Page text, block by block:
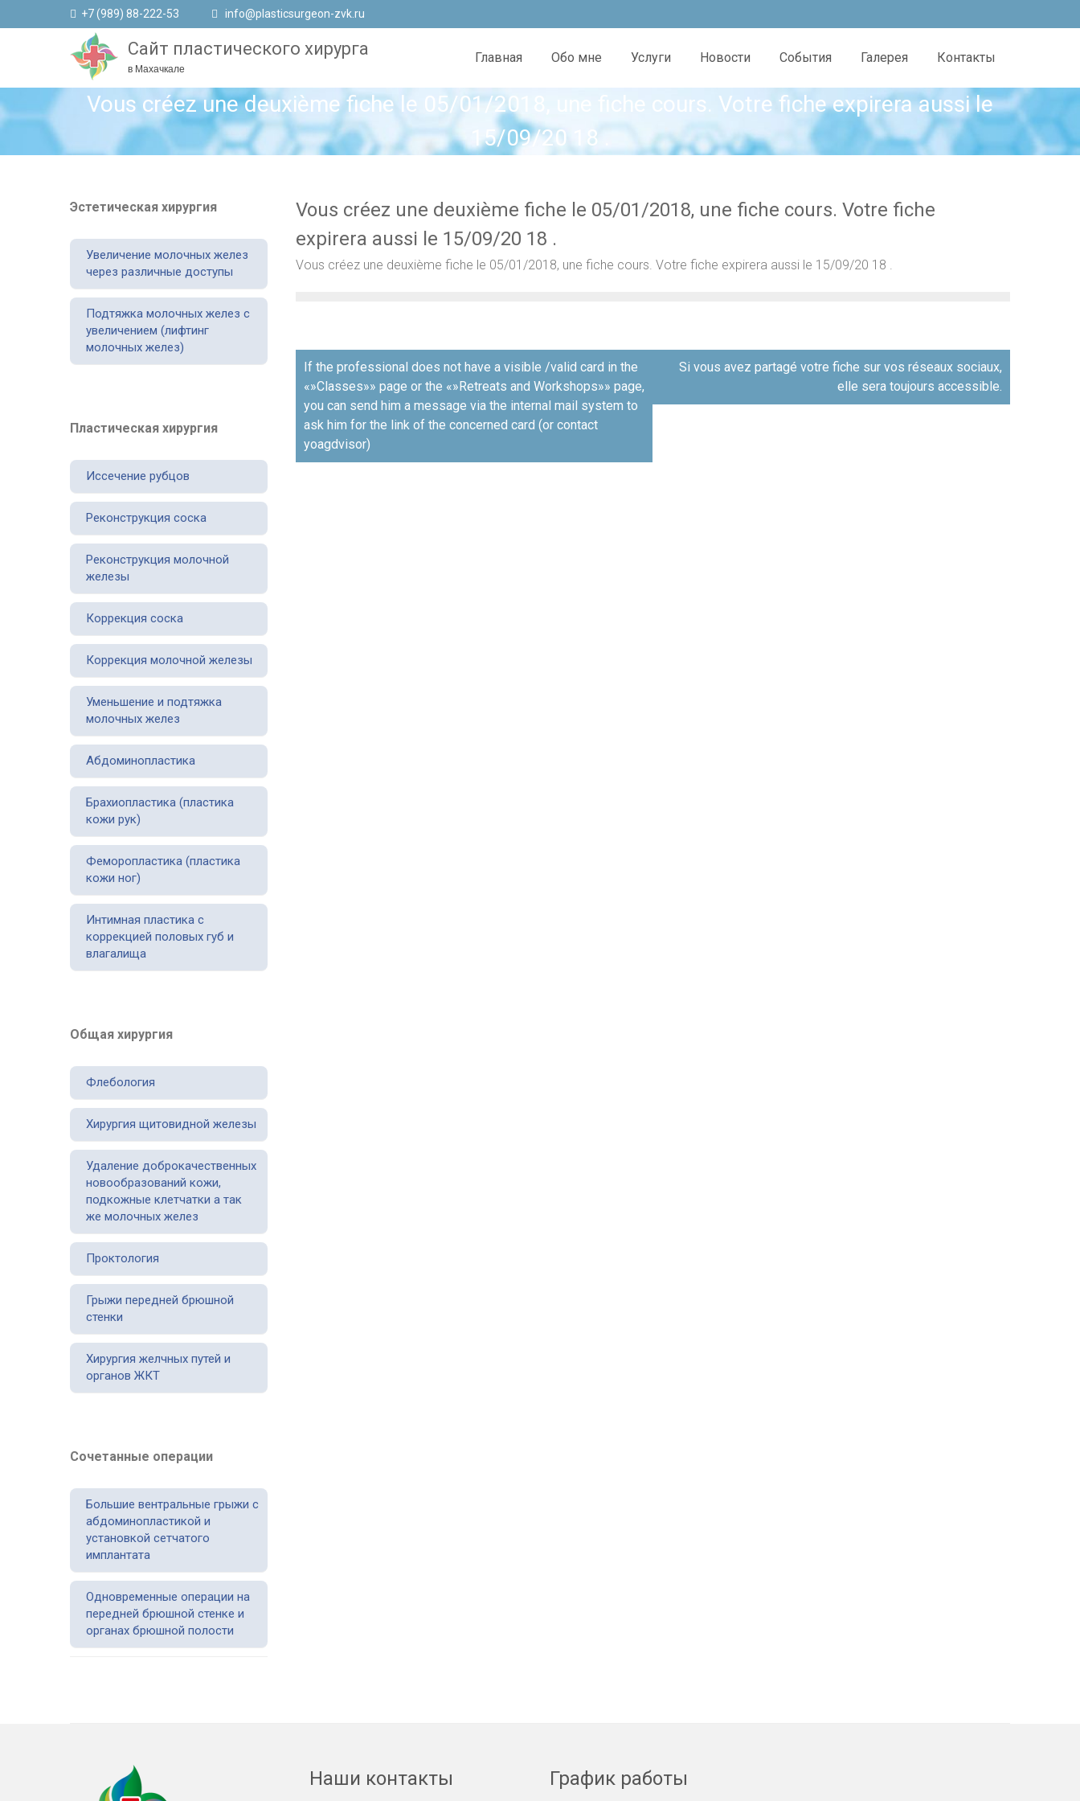
+7 (989) 88-222-53 info@plasticsurgeon-zvk.ru
Сайт пластического хирурга
в Махачкале
Главная Обо мне Услуги Новости События Галерея Контакты
Vous créez une deuxième fiche le 05/01/2018, une fiche cours. Votre fiche expirera aussi le
15/09/20 18 .
Эстетическая хирургия
Увеличение молочных желез
через различные доступы
Подтяжка молочных желез с
увеличением (лифтинг
молочных желез)
Пластическая хирургия
Иссечение рубцов
Реконструкция соска
Реконструкция молочной
железы
Коррекция соска
Коррекция молочной железы
Уменьшение и подтяжка
молочных желез
Абдоминопластика
Брахиопластика (пластика
кожи рук)
Феморопластика (пластика
кожи ног)
Интимная пластика с
коррекцией половых губ и
влагалища
Общая хирургия
Флебология
Хирургия щитовидной железы
Удаление доброкачественных
новообразований кожи,
подкожные клетчатки а так
же молочных желез
Проктология
Грыжи передней брюшной
стенки
Хирургия желчных путей и
органов ЖКТ
Сочетанные операции
Большие вентральные грыжи с
абдоминопластикой и
установкой сетчатого
имплантата
Одновременные операции на
передней брюшной стенке и
органах брюшной полости
Vous créez une deuxième fiche le 05/01/2018, une fiche cours. Votre fiche
expirera aussi le 15/09/20 18 .
Vous créez une deuxième fiche le 05/01/2018, une fiche cours. Votre fiche expirera aussi le 15/09/20 18 .
Навигация
If the professional does not have a visible /valid card in the
«»Classes»» page or the «»Retreats and Workshops»» page,
you can send him a message via the internal mail system to
ask him for the link of the concerned card (or contact
yoagdvisor)
Si vous avez partagé votre fiche sur vos réseaux sociaux,
elle sera toujours accessible.
Наши контакты График работы